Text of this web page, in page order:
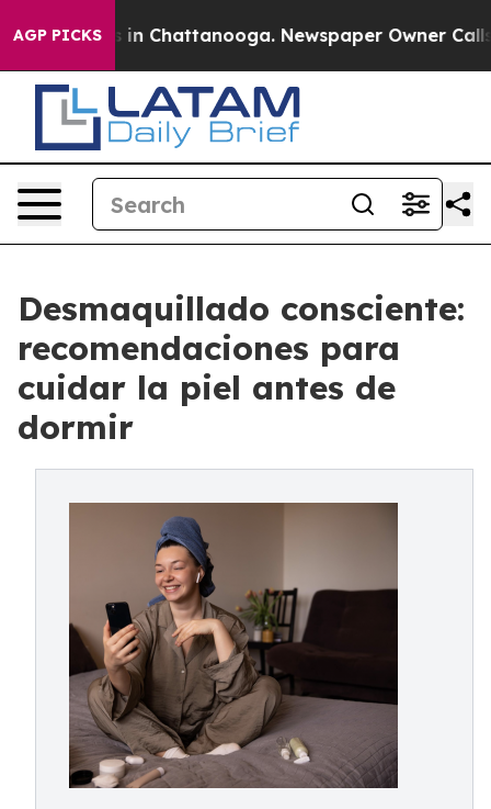
AGP PICKS
Chaos in Chattanooga. Newspaper Owner Calls
Desmaquillado consciente:
recomendaciones para
cuidar la piel antes de
dormir